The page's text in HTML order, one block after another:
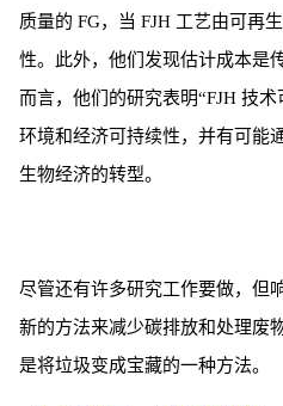
质量的 FG，当 FJH 工艺由可再
性。此外，他们发现估计成本是
而言，他们的研究表明“FJH 技
环境和经济可持续性，并有可能
生物经济的转型。
尽管还有许多研究工作要做，但
新的方法来减少碳排放和处理废
是将垃圾变成宝藏的一种方法。